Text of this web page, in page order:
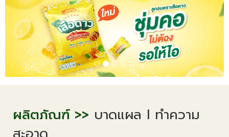
ผลิตภัณฑ์ >> บาดแผล l ทำความ